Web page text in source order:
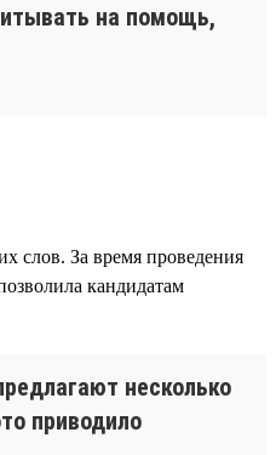
на помощь,
слов. За время проведения
кандидатам
несколько
приводило